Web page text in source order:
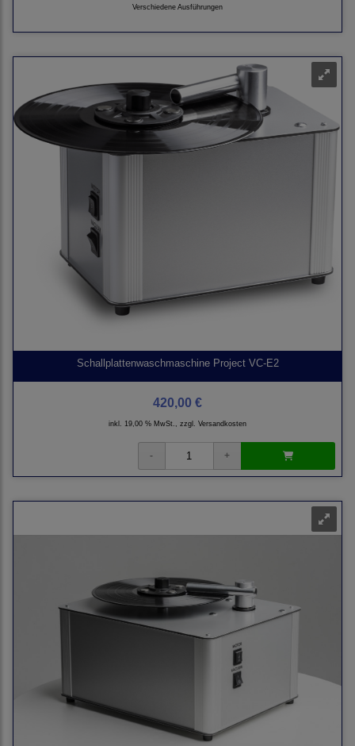
Verschiedene Ausführungen
Schallplattenwaschmaschine Project VC-E2
420,00 €
inkl. 19,00 % MwSt., zzgl. Versandkosten